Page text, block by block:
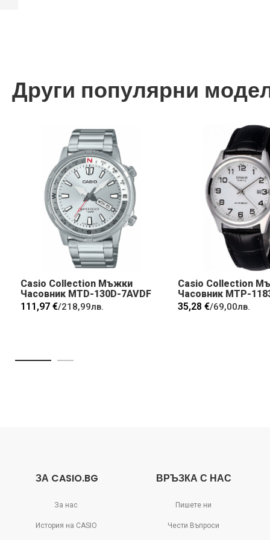
Други популярни
Casio Collection Мъжки
Часовник MTD-130D-7AVDF
111,97 €/218,99лв.
Casio Collection
Часовник MTP-
35,28 €/69,00лв.
ЗА CASIO.BG
За нас
История на CASIO
ВРЪЗКА С НАС
Пишете ни
Чести Въпроси